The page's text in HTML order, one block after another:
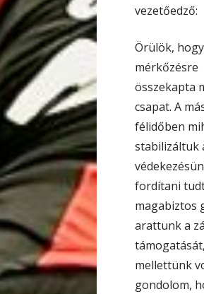
vezetőedző:
Örülök,
mérkőzésre
összekapta
csapat. A
félidőben
stabilizáltuk
fordítani
magabiztos
arattunk a
mellettünk
gondolom,